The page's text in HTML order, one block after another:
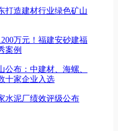
打造建材行业绿色矿山
万元！福建安砂建福
案例
布：中建材、海螺、
十家企业入选
水泥厂绩效评级公布